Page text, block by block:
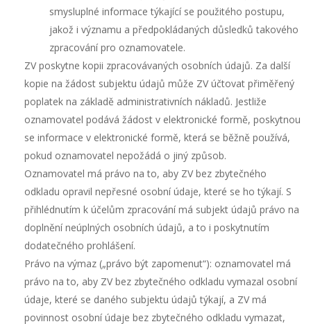
smysluplné informace týkající se použitého postupu,
jakož i významu a předpokládaných důsledků takového
zpracování pro oznamovatele.
ZV poskytne kopii zpracovávaných osobních údajů. Za další
kopie na žádost subjektu údajů může ZV účtovat přiměřený
poplatek na základě administrativních nákladů. Jestliže
oznamovatel podává žádost v elektronické formě, poskytnou
se informace v elektronické formě, která se běžně používá,
pokud oznamovatel nepožádá o jiný způsob.
Oznamovatel má právo na to, aby ZV bez zbytečného
odkladu opravil nepřesné osobní údaje, které se ho týkají. S
přihlédnutím k účelům zpracování má subjekt údajů právo na
doplnění neúplných osobních údajů, a to i poskytnutím
dodatečného prohlášení.
Právo na výmaz („právo být zapomenut“): oznamovatel má
právo na to, aby ZV bez zbytečného odkladu vymazal osobní
údaje, které se daného subjektu údajů týkají, a ZV má
povinnost osobní údaje bez zbytečného odkladu vymazat,